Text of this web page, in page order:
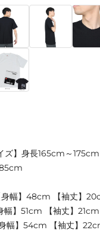
】身長165cm～175cm
幅】48cm 【袖丈】
】51cm 【袖丈】21cm
幅】54cm 【袖丈】